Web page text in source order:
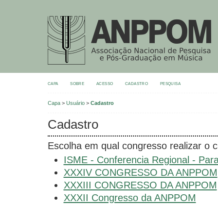
CAPA SOBRE ACESSO CADASTRO PESQUISA
Capa > Usuário > Cadastro
Cadastro
Escolha em qual congresso realizar o
ISME - Conferencia Regional -
XXXIV CONGRESSO DA ANPPOM
XXXIII CONGRESSO DA ANPPOM
XXXII Congresso da ANPPOM